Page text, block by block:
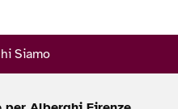
Siamo